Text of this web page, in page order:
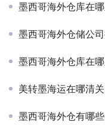
墨西哥海外仓库在哪里啊
墨西哥海外仓储公司
墨西哥海外仓库在哪里拿货？想
美转墨海运在哪清关？小
墨西哥海外仓有哪些公司做？深